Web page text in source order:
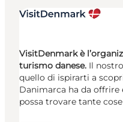
VisitDenmark è
turismo danese. Il
quello di ispirarti a
Danimarca ha da offrire
possa trovare tante